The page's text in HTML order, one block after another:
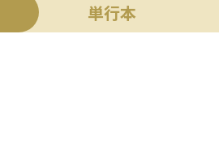
単行本